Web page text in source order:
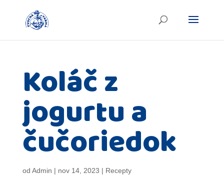
Koláč z
jogurtu a
čučoriedok
od Admin | nov 14, 2023 | Recepty